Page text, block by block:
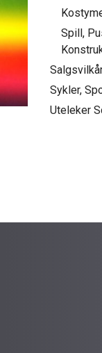
Spill,
Sykler,
Uteleker